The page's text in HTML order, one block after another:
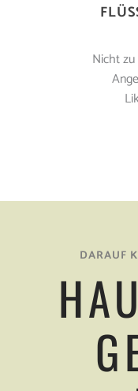
Nicht
DARAUF